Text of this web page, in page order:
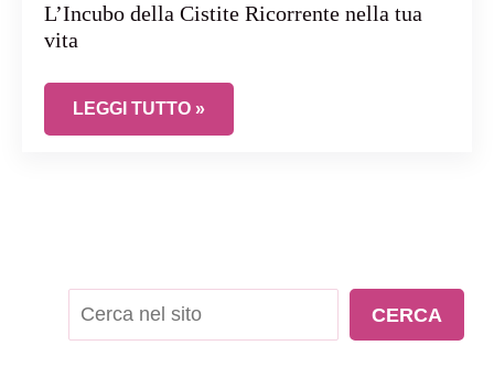
L’Incubo della Cistite Ricorrente nella tua
vita
L’INCUBO DELLA CISTITE RICORRENTE NELLA
LEGGI TUTTO »
Cerca CERCA